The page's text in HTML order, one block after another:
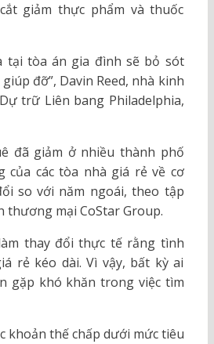
giảm thực phẩm và thuốc
tại tòa án gia đình sẽ bỏ sót
đỡ”, Davin Reed, nhà kinh
trữ Liên bang Philadelphia,
đã giảm ở nhiều thành phố
của các tòa nhà giá rẻ về cơ
so với năm ngoái, theo tập
thương mại CoStar Group.
thay đổi thực tế rằng tình
rẻ kéo dài. Vì vậy, bất kỳ ai
gặp khó khăn trong việc tìm
khoản thế chấp dưới mức tiêu